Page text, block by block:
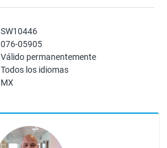
SW10446
076-05905
Válido permanentemente
Todos los idiomas
MX